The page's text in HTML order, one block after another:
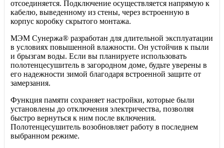
отсоединяется. Подключение осуществляется напрямую к
кабелю, выведенному из стены, через встроенную в
корпус коробку скрытого монтажа.
МЭМ Сунержа® разработан для длительной эксплуатации
в условиях повышенной влажности. Он устойчив к пыли
и брызгам воды. Если вы планируете использовать
полотенцесушитель в загородном доме, будьте уверены в
его надежности зимой благодаря встроенной защите от
замерзания.
Функция памяти сохраняет настройки, которые были
установлены до отключения электричества, позволяя
быстро вернуться к ним после включения.
Полотенцесушитель возобновляет работу в последнем
выбранном режиме.